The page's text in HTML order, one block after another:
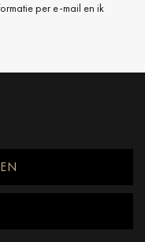
per e-mail en ik